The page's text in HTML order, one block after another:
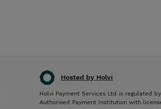
Hosted by Holvi
Holvi Payment Services Ltd is regulated
Authorised Payment Institution with